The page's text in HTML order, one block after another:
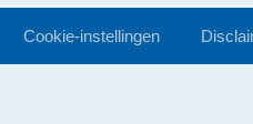
Cookie-instellingen